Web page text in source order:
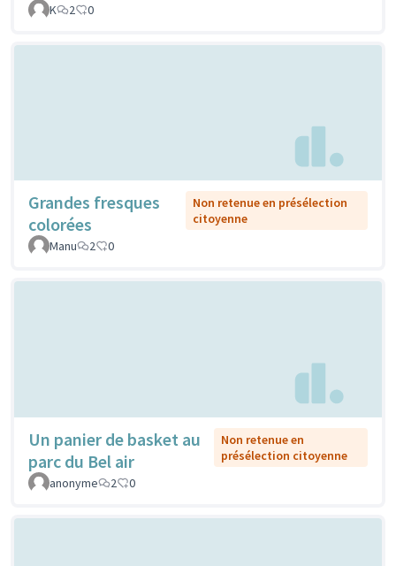
K
2 0
Grandes fresques
colorées
Non retenue en présélection
citoyenne
Manu
2 0
Un panier de basket au
parc du Bel air
Non retenue en
présélection citoyenne
anonyme
2 0